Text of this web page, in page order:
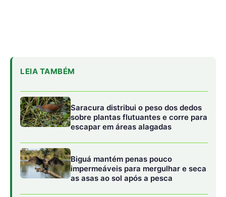
Uma engrenagem coletiva contra as
queimadas
O Maranhão Sem Queimadas não atua de forma isolada. O
programa é estruturado como uma rede interinstitucional
que reúne diferentes órgãos públicos, cada um com